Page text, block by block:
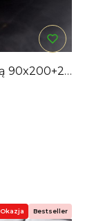
90x200+28
Okazja Bestseller